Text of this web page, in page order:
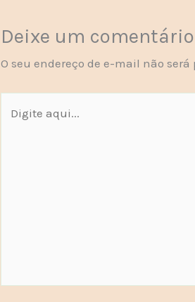
Deixe um comentário
O seu endereço de e-mail não
aqui...